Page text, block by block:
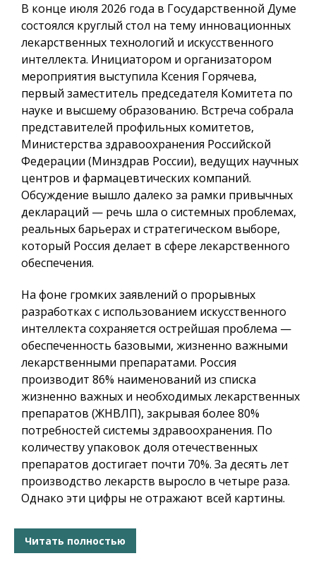
В конце июля 2026 года в Государственной Думе
состоялся круглый стол на тему инновационных
лекарственных технологий и искусственного
интеллекта. Инициатором и организатором
мероприятия выступила Ксения Горячева,
первый заместитель председателя Комитета по
науке и высшему образованию. Встреча собрала
представителей профильных комитетов,
Министерства здравоохранения Российской
Федерации (Минздрав России), ведущих научных
центров и фармацевтических компаний.
Обсуждение вышло далеко за рамки привычных
деклараций — речь шла о системных проблемах,
реальных барьерах и стратегическом выборе,
который Россия делает в сфере лекарственного
обеспечения.
На фоне громких заявлений о прорывных
разработках с использованием искусственного
интеллекта сохраняется острейшая проблема —
обеспеченность базовыми, жизненно важными
лекарственными препаратами. Россия
производит 86% наименований из списка
жизненно важных и необходимых лекарственных
препаратов (ЖНВЛП), закрывая более 80%
потребностей системы здравоохранения. По
количеству упаковок доля отечественных
препаратов достигает почти 70%. За десять лет
производство лекарств выросло в четыре раза.
Однако эти цифры не отражают всей картины.
Читать полностью